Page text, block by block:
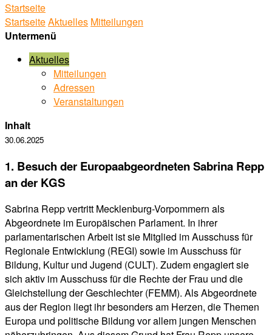
Startseite
StartseiteAktuelles Mitteilungen
Untermenü
Aktuelles
Mitteilungen
Adressen
Veranstaltungen
Inhalt
30.06.2025
1. Besuch der Europaabgeordneten Sabrina Repp
an der KGS
Sabrina Repp vertritt Mecklenburg-Vorpommern als
Abgeordnete im Europäischen Parlament. In ihrer
parlamentarischen Arbeit ist sie Mitglied im Ausschuss für
Regionale Entwicklung (REGI) sowie im Ausschuss für
Bildung, Kultur und Jugend (CULT). Zudem engagiert sie
sich aktiv im Ausschuss für die Rechte der Frau und die
Gleichstellung der Geschlechter (FEMM). Als Abgeordnete
aus der Region liegt ihr besonders am Herzen, die Themen
Europa und politische Bildung vor allem jungen Menschen